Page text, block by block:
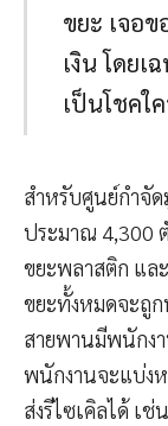
ขยะ เจอ
เงิน โดยเ
เป็นโชคใ
สำหรับศูนย์กำจั
ประมาณ 4,300
ขยะพลาสติก แล
ขยะทั้งหมดจะถู
สายพานมีพนักง
พนักงานจะแบ่ง
ส่งรีไซเคิลได้ เ